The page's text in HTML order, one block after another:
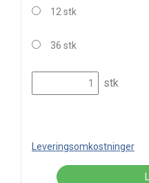
12 stk
36 stk
stk
Leveringsomkostninger